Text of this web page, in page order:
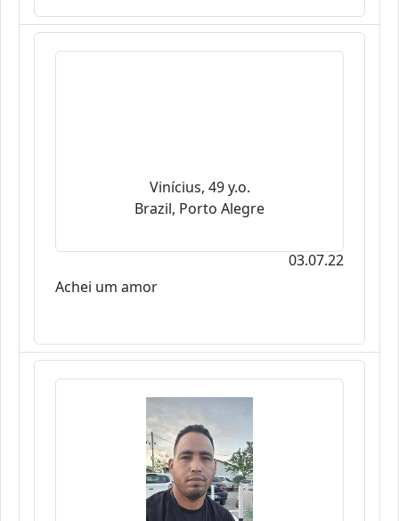
Vinícius, 49 y.o.
Brazil, Porto Alegre
03.07.22
Achei um amor